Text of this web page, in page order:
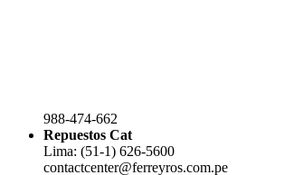
988-474-662
Repuestos Cat
Lima: (51-1) 626-5600
contactcenter@ferreyros.com.pe